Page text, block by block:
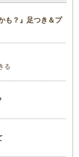
も？』足つき＆プ
る